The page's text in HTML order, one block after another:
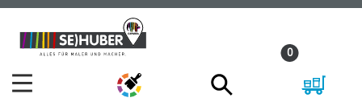
Zum
Inhalt
Zum
Navigationsmenü
0